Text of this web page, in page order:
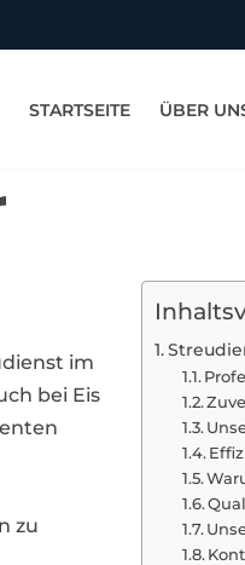
STARTSEITE ÜBER
im
bei Eis
zu